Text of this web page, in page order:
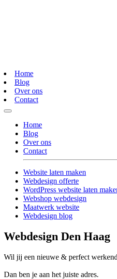
Home
Blog
Over ons
Contact
Home
Blog
Over ons
Contact
Website laten maken
Webdesign offerte
WordPress website laten
Webshop webdesign
Maatwerk website
Webdesign blog
Webdesign Den Haag
Wil jij een nieuwe & perfect
Dan ben je aan het juiste adres.